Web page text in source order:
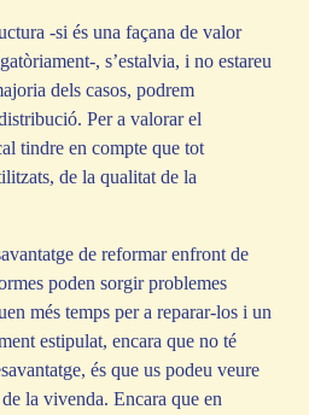
-si és una façana de valor
, s’estalvia, i no estareu
dels casos, podrem
Per a valorar el
tindre en compte que tot
de la qualitat de la
de reformar enfront de
poden sorgir problemes
més temps per a reparar-los i un
estipulat, encara que no té
és que us podeu veure
la vivenda. Encara que en